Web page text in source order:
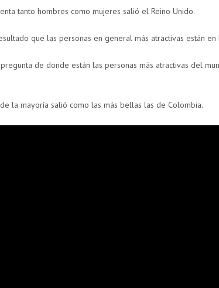
tanto hombres como mujeres salió el Reino Unido.
que las personas en general más atractivas están en
de donde están las personas más atractivas del
la mayoría salió como las más bellas las de Colombia.